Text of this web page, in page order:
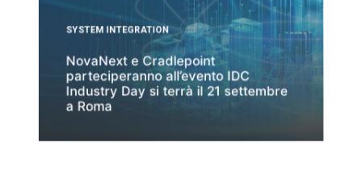
SYSTEM INTEGRATION
NovaNext e Cradlepoint
parteciperanno all’evento IDC
Industry Day si terrà il 21 settembre
a Roma